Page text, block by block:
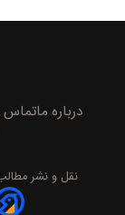
درباره ماتماس
نقل و نشر